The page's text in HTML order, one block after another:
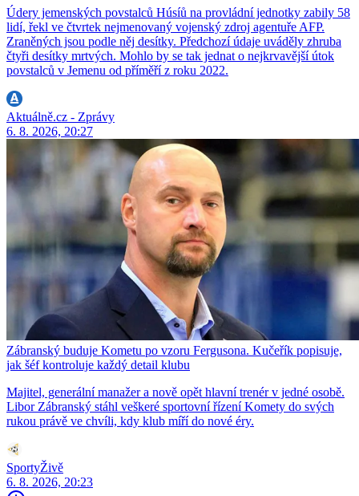
Údery jemenských povstalců Húsíů na provládní jednotky zabily 58
lidí, řekl ve čtvrtek nejmenovaný vojenský zdroj agentuře AFP.
Zraněných jsou podle něj desítky. Předchozí údaje uváděly zhruba
čtyři desítky mrtvých. Mohlo by se tak jednat o nejkrvavější útok
povstalců v Jemenu od příměří z roku 2022.
Aktuálně.cz - Zprávy
6. 8. 2026, 20:27
Zábranský buduje Kometu po vzoru Fergusona. Kučeřík popisuje,
jak šéf kontroluje každý detail klubu
Majitel, generální manažer a nově opět hlavní trenér v jedné osobě.
Libor Zábranský stáhl veškeré sportovní řízení Komety do svých
rukou právě ve chvíli, kdy klub míří do nové éry.
SportyŽivě
6. 8. 2026, 20:23